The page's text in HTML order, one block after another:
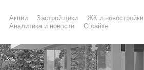
Акции Застройщики ЖК и новостройки
Аналитика и новости
О сайте